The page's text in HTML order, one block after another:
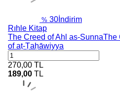
% 30 İndirim
Rıhle Kitap
The Creed of Ahl as-SunnaThe
of aṭ-Ṭaḥāwiyya
270,00 TL
189,00 TL